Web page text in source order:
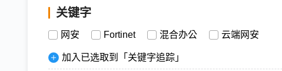
关键字
网安 Fortinet 混合办公 云端网安
加入已选取到「关键字追踪」